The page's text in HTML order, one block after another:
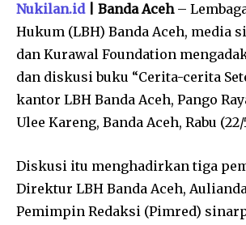
Nukilan.id| Banda Aceh–
Hukum (LBH) Banda Aceh, media
dan Kurawal Foundation
dan diskusi buku “Cerita-cerita
kantor LBH Banda Aceh, Pango
Ulee Kareng, Banda Aceh, Rabu (22/
Diskusi itu menghadirkan tiga
Direktur LBH Banda Aceh,
Pemimpin Redaksi (Pimred)